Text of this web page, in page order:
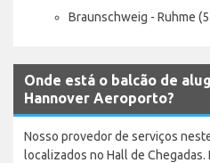
Braunschweig - Ruhme
Onde está o balcão de
Hannover Aeroporto?
Nosso provedor de serviços
localizados no Hall de